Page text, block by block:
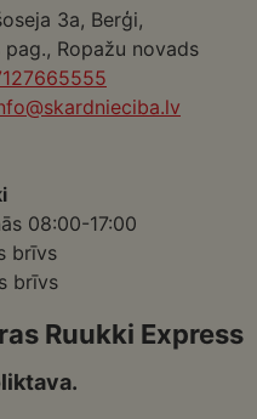
3a, Berģi,
pag., Ropažu novads
08:00-17:00
brīvs
brīvs
Ruukki Express